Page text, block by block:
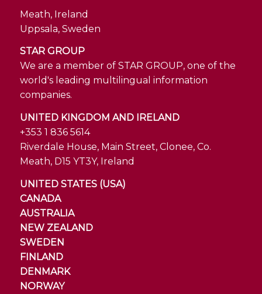
Meath, Ireland
Uppsala, Sweden
STAR GROUP
We are a member of STAR GROUP, one of the
world's leading multilingual information
companies.
UNITED KINGDOM AND IRELAND
+353 1 836 5614
Riverdale House, Main Street, Clonee, Co.
Meath, D15 YT3Y, Ireland
UNITED STATES (USA)
CANADA
AUSTRALIA
NEW ZEALAND
SWEDEN
FINLAND
DENMARK
NORWAY